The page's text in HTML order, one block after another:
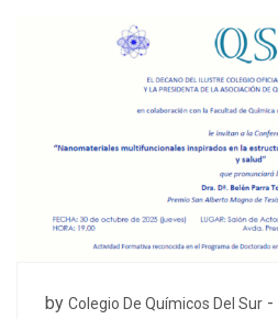
by Colegio De Químicos Del Sur -